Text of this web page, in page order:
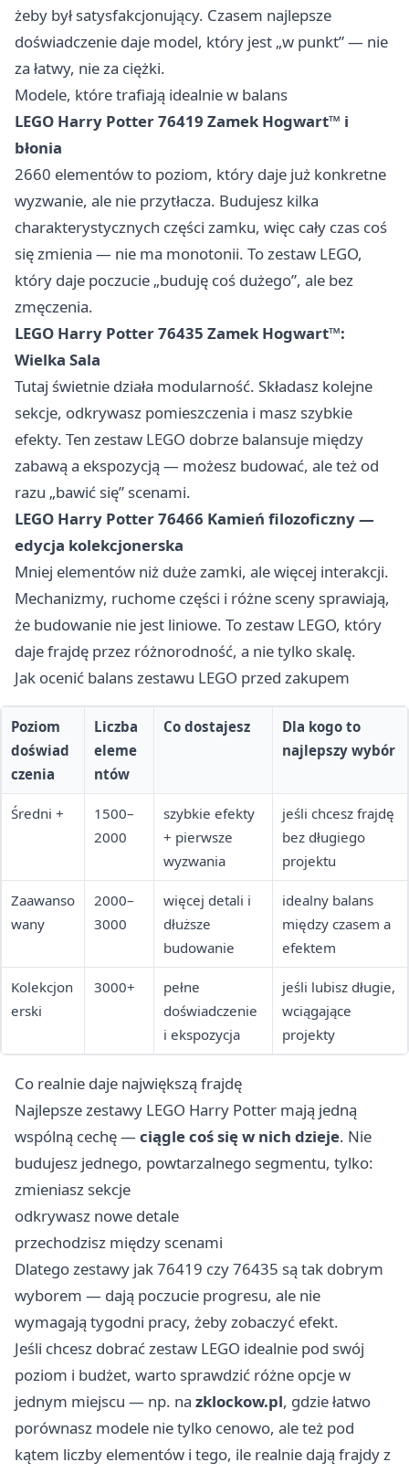
żeby był satysfakcjonujący. Czasem najlepsze
doświadczenie daje model, który jest „w punkt” — nie
za łatwy, nie za ciężki.
Modele, które trafiają idealnie w balans
LEGO Harry Potter 76419 Zamek Hogwart™ i
błonia
2660 elementów to poziom, który daje już konkretne
wyzwanie, ale nie przytłacza. Budujesz kilka
charakterystycznych części zamku, więc cały czas coś
się zmienia — nie ma monotonii. To zestaw LEGO,
który daje poczucie „buduję coś dużego”, ale bez
zmęczenia.
LEGO Harry Potter 76435 Zamek Hogwart™:
Wielka Sala
Tutaj świetnie działa modularność. Składasz kolejne
sekcje, odkrywasz pomieszczenia i masz szybkie
efekty. Ten zestaw LEGO dobrze balansuje między
zabawą a ekspozycją — możesz budować, ale też od
razu „bawić się” scenami.
LEGO Harry Potter 76466 Kamień filozoficzny —
edycja kolekcjonerska
Mniej elementów niż duże zamki, ale więcej interakcji.
Mechanizmy, ruchome części i różne sceny sprawiają,
że budowanie nie jest liniowe. To zestaw LEGO, który
daje frajdę przez różnorodność, a nie tylko skalę.
Jak ocenić balans zestawu LEGO przed zakupem
Poziom
doświad
czenia
Liczba
eleme
ntów
Co dostajesz
Dla kogo to
najlepszy wybór
Średni +
1500–
2000
szybkie efekty
+ pierwsze
wyzwania
jeśli chcesz frajdę
bez długiego
projektu
Zaawanso
wany
2000–
3000
więcej detali i
dłuższe
budowanie
idealny balans
między czasem a
efektem
Kolekcjon
erski
3000+
pełne
doświadczenie
i ekspozycja
jeśli lubisz długie,
wciągające
projekty
Co realnie daje największą frajdę
Najlepsze zestawy LEGO Harry Potter mają jedną
wspólną cechę — ciągle coś się w nich dzieje. Nie
budujesz jednego, powtarzalnego segmentu, tylko:
zmieniasz sekcje
odkrywasz nowe detale
przechodzisz między scenami
Dlatego zestawy jak 76419 czy 76435 są tak dobrym
wyborem — dają poczucie progresu, ale nie
wymagają tygodni pracy, żeby zobaczyć efekt.
Jeśli chcesz dobrać zestaw LEGO idealnie pod swój
poziom i budżet, warto sprawdzić różne opcje w
jednym miejscu — np. na zklockow.pl, gdzie łatwo
porównasz modele nie tylko cenowo, ale też pod
kątem liczby elementów i tego, ile realnie dają frajdy z